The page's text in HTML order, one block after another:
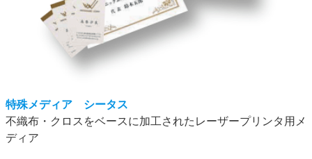
特殊メディア シータス
不織布・クロスをベースに加工されたレーザープリンタ用メ
ディア